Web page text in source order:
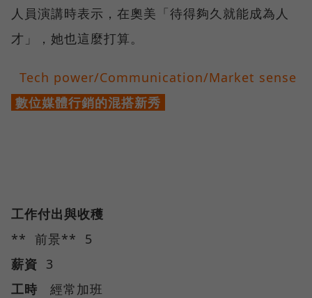
人員演講時表示，在奧美「待得夠久就能成為人
才」，她也這麼打算。
Tech power/Communication/Market sense
數位媒體行銷的混搭新秀
工作付出與收穫
** 前景** 5
薪資 3
工時 經常加班